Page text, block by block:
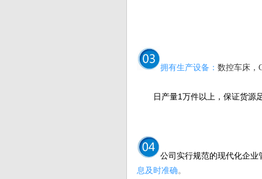
拥有生产设备： 数控车床，
日产量1万件以上，保证货源
公司实行规范的现代化企
息及时准确。